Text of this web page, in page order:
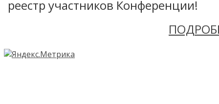
реестр участников Конференции!